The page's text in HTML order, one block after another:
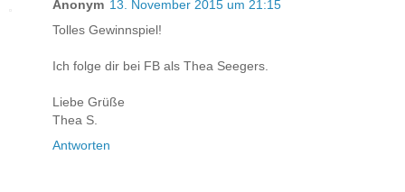
Anonym 13. November 2015 um 21:15
Tolles Gewinnspiel!
Ich folge dir bei FB als Thea Seegers.
Liebe Grüße
Thea S.
Antworten